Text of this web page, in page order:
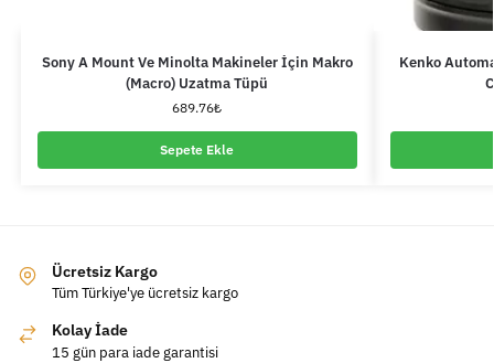
Sony A Mount Ve Minolta Makineler İçin Makro
(Macro) Uzatma Tüpü
689.76₺
Sepete Ekle
Kenko
Ücretsiz Kargo
Tüm Türkiye'ye ücretsiz kargo
Kolay İade
15 gün para iade garantisi